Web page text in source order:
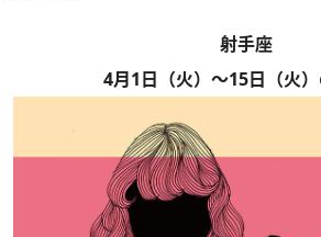
射手座
4月1日（火）～15日（火